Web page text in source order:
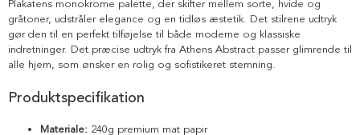
Plakatens monokrome palette, der skifter mellem sorte, hvide og
gråtoner, udstråler elegance og en tidløs æstetik. Det stilrene udtryk
gør den til en perfekt tilføjelse til både moderne og klassiske
indretninger. Det præcise udtryk fra Athens Abstract passer glimrende til
alle hjem, som ønsker en rolig og sofistikeret stemning.
Produktspecifikation
Materiale: 240g premium mat papir